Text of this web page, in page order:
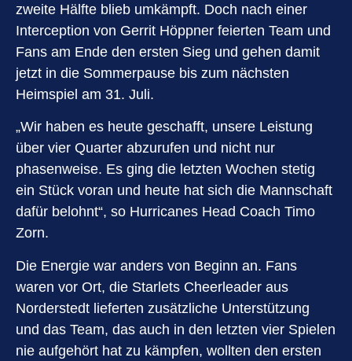
zweite Hälfte blieb umkämpft. Doch nach einer
Interception von Gerrit Höppner feierten Team und
Fans am Ende den ersten Sieg und gehen damit
jetzt in die Sommerpause bis zum nächsten
Heimspiel am 31. Juli.
„Wir haben es heute geschafft, unsere Leistung
über vier Quarter abzurufen und nicht nur
phasenweise. Es ging die letzten Wochen stetig
ein Stück voran und heute hat sich die Mannschaft
dafür belohnt“, so Hurricanes Head Coach Timo
Zorn.
Die Energie war anders von Beginn an. Fans
waren vor Ort, die Starlets Cheerleader aus
Norderstedt lieferten zusätzliche Unterstützung
und das Team, das auch in den letzten vier Spielen
nie aufgehört hat zu kämpfen, wollten den ersten